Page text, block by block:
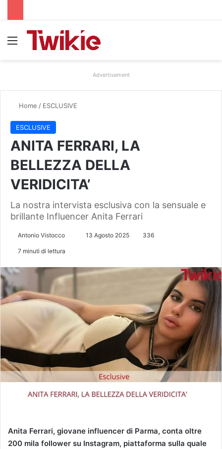
Advertisement
Home / ESCLUSIVE
ESCLUSIVE
ANITA FERRARI, LA
BELLEZZA DELLA
VERIDICITA’
La nostra intervista esclusiva con la sensuale e
brillante Influencer Anita Ferrari
Antonio Vistocco
n
e
a
i
13 Agosto 2025 336
7 minuti di lettura
Anita Ferrari, giovane influencer di Parma, conta oltre
200 mila follower su Instagram, piattaforma sulla quale